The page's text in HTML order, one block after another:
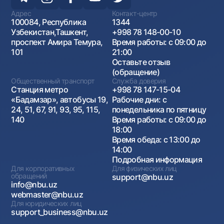
Адрес
100084, Республика
Узбекистан,Ташкент,
проспект Амира Темура,
101
Контакт-центр
1344
+998 78 148-00-10
Время работы: с 09:00 до
21:00
Оставьте отзыв
(обращение)
Общественный транспорт
Станция метро
«Бадамзар», автобусы 19,
24, 51, 67, 91, 93, 95, 115,
140
Служба доверия
+998 78 147-15-04
Рабочие дни: с
понедельника по пятницу
Время работы: с 09:00 до
18:00
Время обеда: с 13:00 до
14:00
Подробная информация
Для корпоративных
обращений
info@nbu.uz
webmaster@nbu.uz
Для физических лиц
support@nbu.uz
Для юридических лиц
support_business@nbu.uz